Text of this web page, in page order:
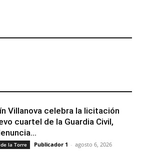
Villanova celebra la licitación
cuartel de la Guardia Civil,
la Torre Publicador 1 - agosto 6, 2026